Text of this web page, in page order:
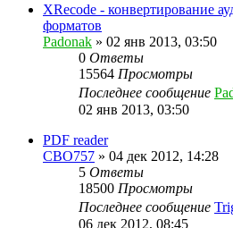
XRecode - конвертирование
форматов
Padonak » 02 янв 2013, 03:50
0 Ответы
15564 Просмотры
Последнее сообщение
02 янв 2013, 03:50
PDF reader
CBO757 » 04 дек 2012, 14:28
5 Ответы
18500 Просмотры
Последнее сообщение
06 дек 2012, 08:45